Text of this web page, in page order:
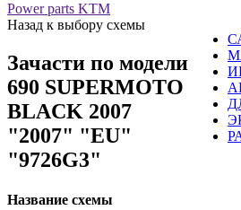
Power parts KTM
Назад к выбору схемы
Зачасти по модели
690 SUPERMOTO
BLACK 2007
"2007" "EU"
"9726G3"
Название схемы